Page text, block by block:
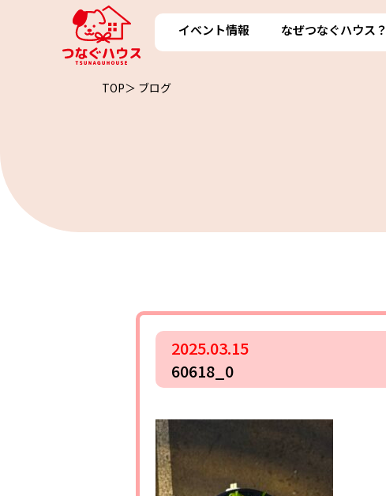
イベント情報 なぜつなぐハウス？
TOP＞ ブログ
2025.03.15
60618_0